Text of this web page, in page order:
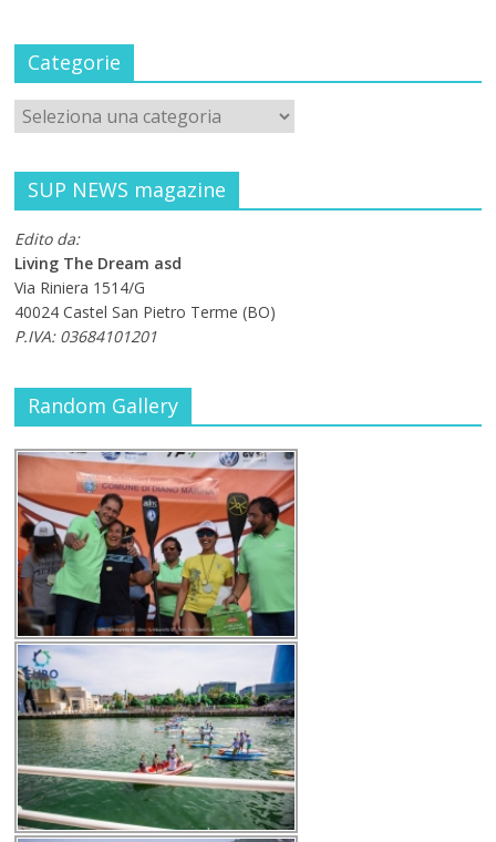
Categorie
SUP NEWS magazine
Edito da:
Living The Dream asd
Via Riniera 1514/G
40024 Castel San Pietro Terme (BO)
P.IVA: 03684101201
Random Gallery